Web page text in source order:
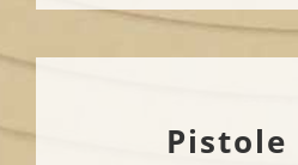
Pistole